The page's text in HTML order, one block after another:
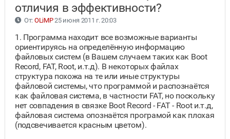
отличия в эффективности?
От: OLiMP25 июня 2011 г. 20:03
1. Программа находит все возможные варианты
ориентируясь на определённую информацию
файловых систем (в Вашем случаем таких как Boot
Record, FAT, Root, и.т.д). В некоторых файлах
структура похожа на те или иные структуры
файловой системы, что программой и распознаётся
как файловая система, в частности FAT, но поскольку
нет совпадения в связке Boot Record - FAT - Root и.т.д,
файловая система опознаётся програмой как плохая
(подсвечивается красным цветом).